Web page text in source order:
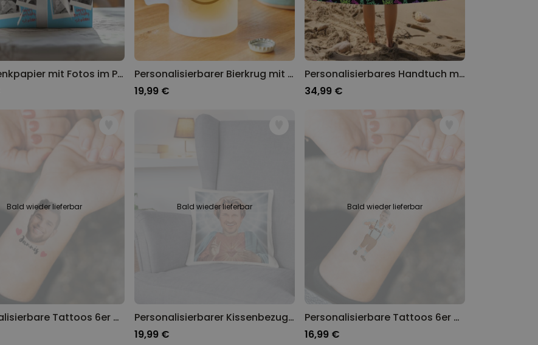
Geschenkpapier mit Fotos im Polaroid-Design personalisierbar
Personalisierbarer Bierkrug mit Name und Comic-Porträt
19,99 €
Personalisierbares Handtuch mit Namen im Graffiti Design
34,99 €
Bald wieder lieferbar
Personalisierbare Tattoos 6er Set mit Gesicht und Text
Bald wieder lieferbar
Personalisierbarer Kissenbezug mit Heiligenschein und Gesicht
19,99 €
Bald wieder lieferbar
Personalisierbare Tattoos 6er Set Oktoberfest
16,99 €